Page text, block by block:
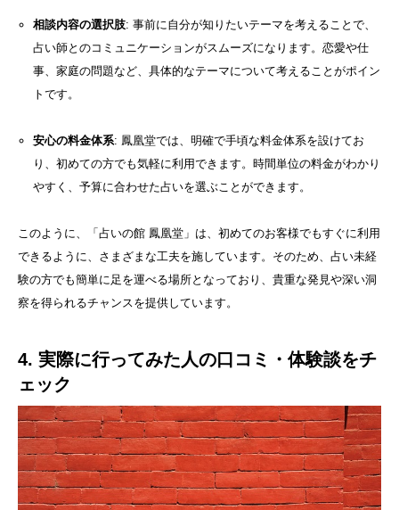
相談内容の選択肢: 事前に自分が知りたいテーマを考えることで、
占い師とのコミュニケーションがスムーズになります。恋愛や仕
事、家庭の問題など、具体的なテーマについて考えることがポイン
トです。
安心の料金体系: 鳳凰堂では、明確で手頃な料金体系を設けてお
り、初めての方でも気軽に利用できます。時間単位の料金がわかり
やすく、予算に合わせた占いを選ぶことができます。
このように、「占いの館 鳳凰堂」は、初めてのお客様でもすぐに利用
できるように、さまざまな工夫を施しています。そのため、占い未経
験の方でも簡単に足を運べる場所となっており、貴重な発見や深い洞
察を得られるチャンスを提供しています。
4. 実際に行ってみた人の口コミ・体験談をチ
ェック